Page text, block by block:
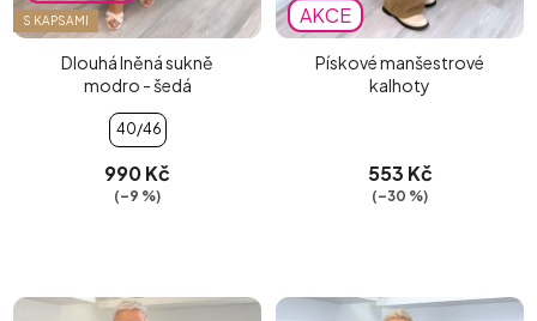
S KAPSAMI
Dlouhá lněná sukně
modro - šedá
40/46
990 Kč
(–9 %)
AKCE
Pískové manšestrové
kalhoty
553 Kč
(–30 %)